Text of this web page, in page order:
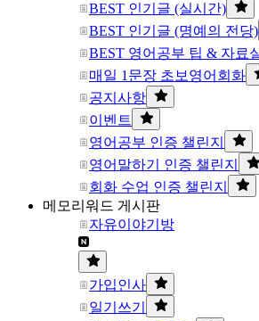
BEST 인기글 (실시간)
BEST 인기글 (명예의 전당)
BEST 영어공부 팁 & 자료
매일 1문장 초보영어회화
공지사항
이벤트
영어공부 인증 챌린지
영어말하기 인증 챌린지
회화 수업 인증 챌린지
메모리워드 게시판
자유이야기방
가입인사
일기쓰기